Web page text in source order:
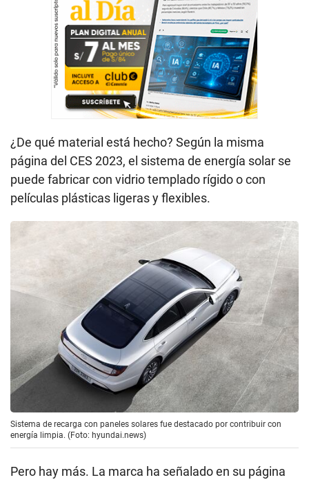
¿De qué material está hecho? Según la misma
página del CES 2023, el sistema de energía solar se
puede fabricar con vidrio templado rígido o con
películas plásticas ligeras y flexibles.
Sistema de recarga con paneles solares fue destacado por contribuir con
energía limpia. (Foto: hyundai.news)
Pero hay más. La marca ha señalado en su página